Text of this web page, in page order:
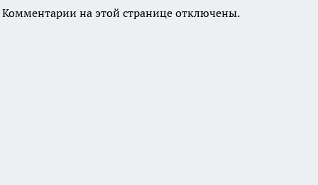
Комментарии на этой странице отключены.